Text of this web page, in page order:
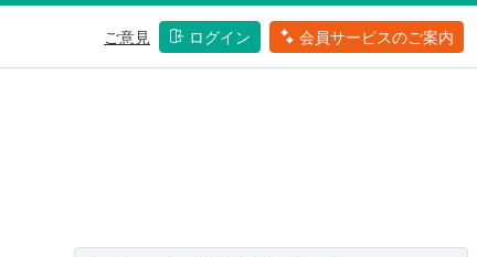
ご意見 ログイン 会員サービスのご案内